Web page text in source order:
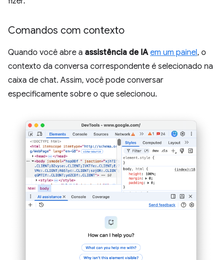
Comandos com contexto
Quando você abre a assistência de IA em um painel, o
contexto da conversa correspondente é selecionado na
caixa de chat. Assim, você pode conversar
especificamente sobre o que selecionou.